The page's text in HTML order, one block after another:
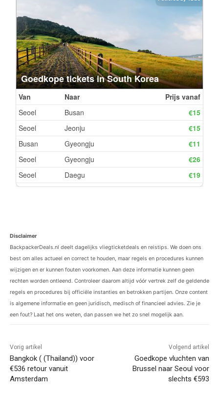
Disclaimer
BackpackerDeals.nl deelt dagelijks vliegticketdeals en reistips. We doen ons
best om alles actueel en correct te houden, maar regels en procedures kunnen
wijzigen en er kunnen fouten voorkomen. Aan deze informatie kunnen geen
rechten worden ontleend. Controleer daarom altijd vóór vertrek zelf de geldende
regels en procedures bij officiële instanties en betrokken partijen. Onze content
is algemene informatie en geen juridisch, medisch of financieel advies. Zie je
een fout? Laat het ons weten, dan passen we het zo snel mogelijk aan.
Vorig artikel
Bangkok ( (Thailand)) voor
€536 retour vanuit
Amsterdam
Volgend artikel
Goedkope vluchten van
Brussel naar Seoul voor
slechts €593